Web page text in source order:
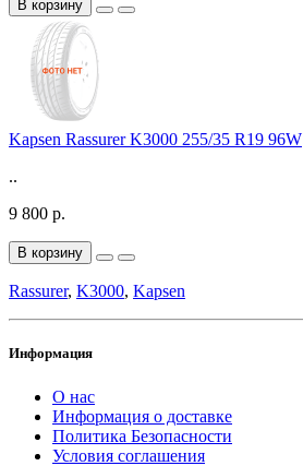
В корзину
Kapsen Rassurer K3000 255/35 R19 96W
..
9 800 р.
В корзину
Rassurer, K3000, Kapsen
Информация
О нас
Информация о доставке
Политика Безопасности
Условия соглашения